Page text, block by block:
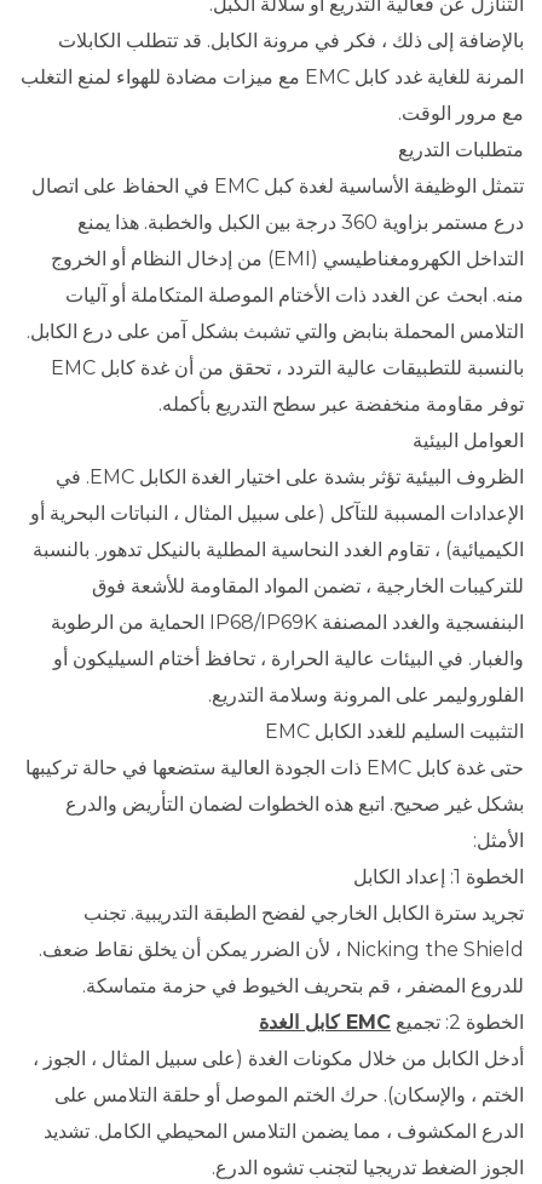
بالإضافة إلى ذلك ، فكر في مرونة الكابل. قد تتطلب الكابلات
المرنة للغاية غدد كابل EMC مع ميزات مضادة للهواء لمنع التغلب
مع مرور الوقت.
متطلبات التدريع
تتمثل الوظيفة الأساسية لغدة كبل EMC في الحفاظ على اتصال
درع مستمر بزاوية 360 درجة بين الكبل والخطبة. هذا يمنع
التداخل الكهرومغناطيسي (EMI) من إدخال النظام أو الخروج
منه. ابحث عن الغدد ذات الأختام الموصلة المتكاملة أو آليات
التلامس المحملة بنابض والتي تشبث بشكل آمن على درع الكابل.
بالنسبة للتطبيقات عالية التردد ، تحقق من أن غدة كابل EMC
توفر مقاومة منخفضة عبر سطح التدريع بأكمله.
العوامل البيئية
الظروف البيئية تؤثر بشدة على اختيار الغدة الكابل EMC. في
الإعدادات المسببة للتآكل (على سبيل المثال ، النباتات البحرية أو
الكيميائية) ، تقاوم الغدد النحاسية المطلية بالنيكل تدهور. بالنسبة
للتركيبات الخارجية ، تضمن المواد المقاومة للأشعة فوق
البنفسجية والغدد المصنفة IP68/IP69K الحماية من الرطوبة
والغبار. في البيئات عالية الحرارة ، تحافظ أختام السيليكون أو
الفلوروليمر على المرونة وسلامة التدريع.
التثبيت السليم للغدد الكابل EMC
حتى غدة كابل EMC ذات الجودة العالية ستضعها في حالة تركيبها
بشكل غير صحيح. اتبع هذه الخطوات لضمان التأريض والدرع
الأمثل:
الخطوة 1: إعداد الكابل
تجريد سترة الكابل الخارجي لفضح الطبقة التدريبية. تجنب
Nicking the Shield ، لأن الضرر يمكن أن يخلق نقاط ضعف.
للدروع المضفر ، قم بتحريف الخيوط في حزمة متماسكة.
الخطوة 2: تجميع
EMC كابل الغدة
أدخل الكابل من خلال مكونات الغدة (على سبيل المثال ، الجوز ،
الختم ، والإسكان). حرك الختم الموصل أو حلقة التلامس على
الدرع المكشوف ، مما يضمن التلامس المحيطي الكامل. تشديد
الجوز الضغط تدريجيا لتجنب تشوه الدرع.